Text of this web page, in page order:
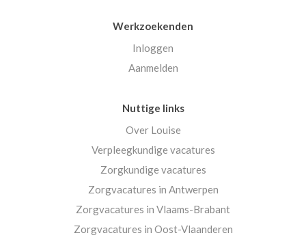
Werkzoekenden
Inloggen
Aanmelden
Nuttige links
Over Louise
Verpleegkundige vacatures
Zorgkundige vacatures
Zorgvacatures in Antwerpen
Zorgvacatures in Vlaams-Brabant
Zorgvacatures in Oost-Vlaanderen